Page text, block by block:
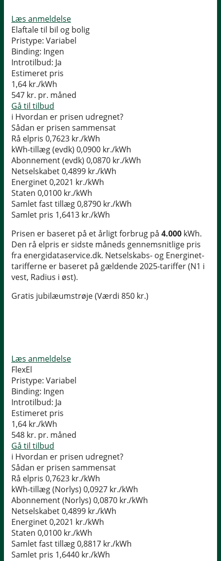
Læs anmeldelse
Elaftale til bil og bolig
Pristype: Variabel
Binding: Ingen
Introtilbud: Ja
Estimeret pris
1,64 kr./kWh
547 kr. pr. måned
Gå til tilbud
i Hvordan er prisen udregnet?
Sådan er prisen sammensat
Rå elpris 0,7623 kr./kWh
kWh-tillæg (evdk) 0,0900 kr./kWh
Abonnement (evdk) 0,0870 kr./kWh
Netselskabet0,4899 kr./kWh
Energinet0,2021 kr./kWh
Staten 0,0100 kr./kWh
Samlet fast tillæg0,8790 kr./kWh
Samlet pris 1,6413 kr./kWh
Prisen er baseret på et årligt forbrug på 4.000 kWh.
Den rå elpris er sidste måneds gennemsnitlige pris
fra energidataservice.dk. Netselskabs- og Energinet-
tarifferne er baseret på gældende 2025-tariffer (N1 i
vest, Radius i øst).
Gratis jubilæumstrøje (Værdi 850 kr.)
Læs anmeldelse
FlexEl
Pristype: Variabel
Binding: Ingen
Introtilbud: Ja
Estimeret pris
1,64 kr./kWh
548 kr. pr. måned
Gå til tilbud
i Hvordan er prisen udregnet?
Sådan er prisen sammensat
Rå elpris 0,7623 kr./kWh
kWh-tillæg (Norlys) 0,0927 kr./kWh
Abonnement (Norlys) 0,0870 kr./kWh
Netselskabet0,4899 kr./kWh
Energinet0,2021 kr./kWh
Staten 0,0100 kr./kWh
Samlet fast tillæg0,8817 kr./kWh
Samlet pris 1,6440 kr./kWh